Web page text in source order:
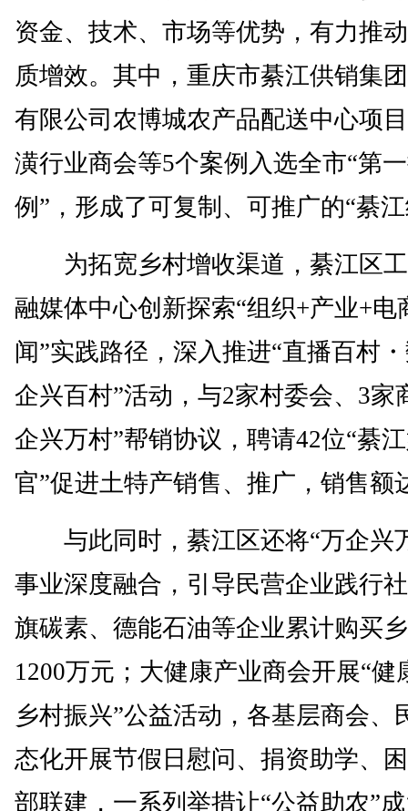
资金、技术、市场等优势，有力推
质增效。其中，重庆市綦江供销集
有限公司农博城农产品配送中心项
潢行业商会等5个案例入选全市“第
例”，形成了可复制、可推广的“綦
为拓宽乡村增收渠道，綦江区工
融媒体中心创新探索“组织+产业+电
闻”实践路径，深入推进“直播百村
企兴百村”活动，与2家村委会、3家
企兴万村”帮销协议，聘请42位“綦
官”促进土特产销售、推广，销售额
与此同时，綦江区还将“万企兴
事业深度融合，引导民营企业践行
旗碳素、德能石油等企业累计购买
1200万元；大健康产业商会开展“健
乡村振兴”公益活动，各基层商会、
态化开展节假日慰问、捐资助学、
部联建，一系列举措让“公益助农”